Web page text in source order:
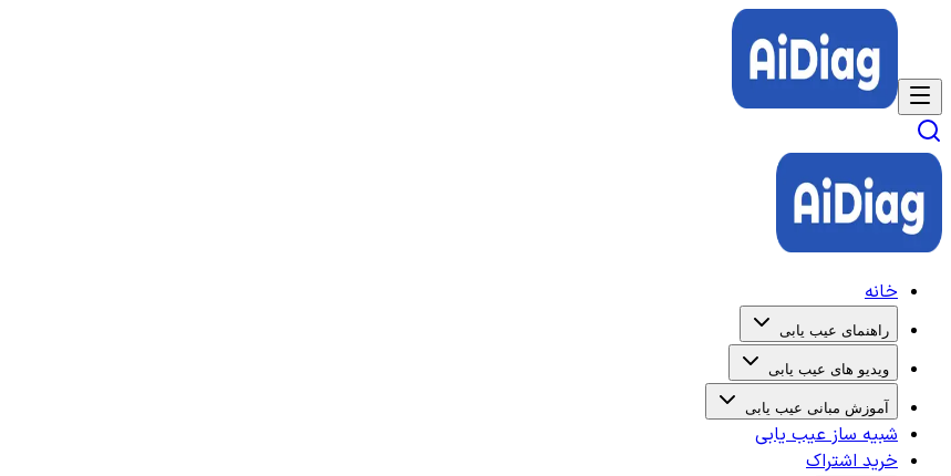
خانه
راهنمای عیب یابی
ویدیو های عیب یابی
آموزش مبانی عیب یابی
شبیه ساز عیب یابی
خرید اشتراک